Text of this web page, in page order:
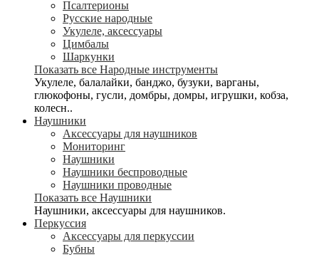
Псалтерионы
Русские народные
Укулеле, аксессуары
Цимбалы
Шаркунки
Показать все Народные инструменты
Укулеле, балалайки, банджо, бузуки, варганы,
глюкофоны, гусли, домбры, домры, игрушки, кобза,
колесн..
Наушники
Аксессуары для наушников
Мониторинг
Наушники
Наушники беспроводные
Наушники проводные
Показать все Наушники
Наушники, аксессуары для наушников.
Перкуссия
Аксессуары для перкуссии
Бубны